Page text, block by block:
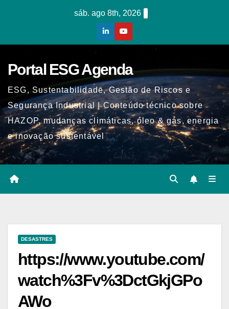
sáb. ago 8th, 2026
Portal ESG Agenda
ESG, Sustentabilidade, Gestão de Riscos e
Segurança Industrial | Conteúdo técnico sobre
HAZOP, mudanças climáticas, óleo & gás, energia
e inovação sustentável
DESASTRES
https://www.youtube.com/
watch%3Fv%3DctGkjGPo
AWo